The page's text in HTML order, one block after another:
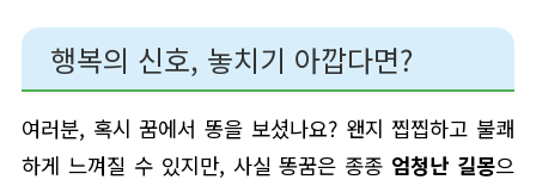
행복의 신호, 놓치기 아깝다면?
여러분, 혹시 꿈에서 똥을 보셨나요? 왠지 찝찝하고 불쾌
하게 느껴질 수 있지만, 사실 똥꿈은 종종 엄청난 길몽으